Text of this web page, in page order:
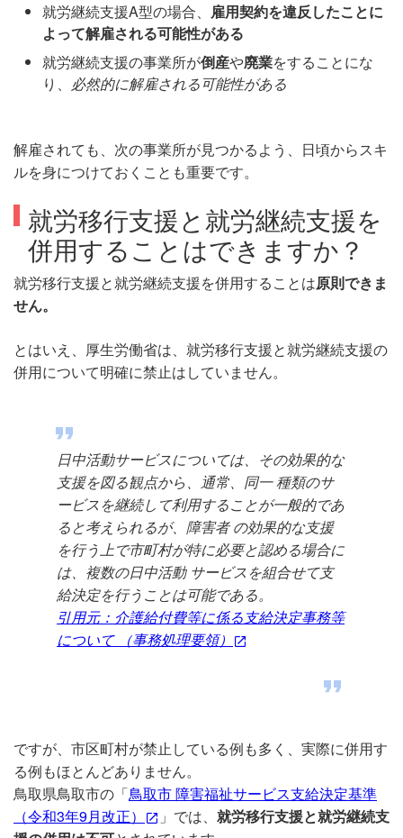
就労継続支援A型の場合、 雇用契約を違反したことに
よって解雇される可能性がある
就労継続支援の事業所が倒産や廃業をすることにな
り、 必然的に解雇される可能性がある
解雇されても、次の事業所が見つかるよう、日頃からスキ
ルを身につけておくことも重要です。
就労移行支援と就労継続支援を
併用することはできますか？
就労移行支援と就労継続支援を併用することは原則できま
せん。
とはいえ、厚生労働省は、就労移行支援と就労継続支援の
併用について明確に禁止はしていません。
日中活動サービスについては、その効果的な
支援を図る観点から、通常、同一 種類のサ
ービスを継続して利用することが一般的であ
ると考えられるが、障害者 の効果的な支援
を行う上で市町村が特に必要と認める場合に
は、複数の日中活動 サービスを組合せて支
給決定を行うことは可能である。
引用元：介護給付費等に係る支給決定事務等
について （事務処理要領）
ですが、市区町村が禁止している例も多く、実際に併用す
る例もほとんどありません。
鳥取県鳥取市の「鳥取市 障害福祉サービス支給決定基準
（令和3年9月改正）
」では、 就労移行支援と就労継続支